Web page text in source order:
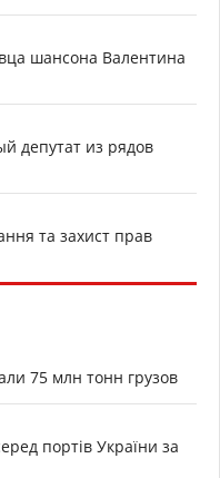
шансона Валентина
депутат из рядов
та захист прав
75 млн тонн грузов
портів України за